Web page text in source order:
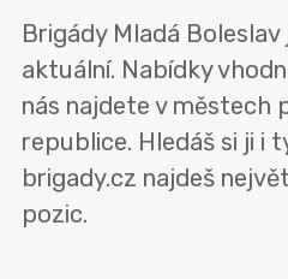
Brigády Mladá
aktuální. Nabídky
nás najdete v městech
republice. Hledáš si ji i
brigady.cz najdeš
pozic.